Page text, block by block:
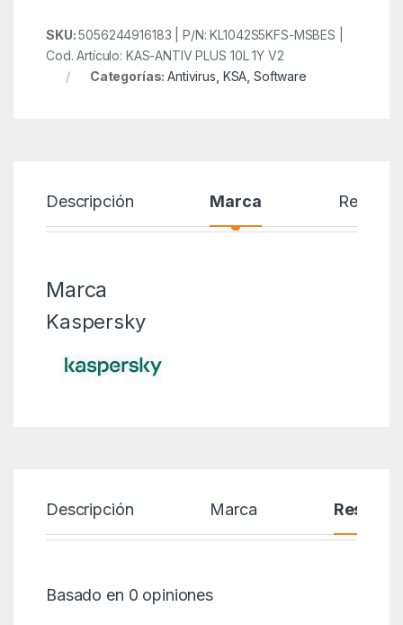
SKU:5056244916183 | P/N: KL1042S5KFS-MSBES |
Cod. Artículo: KAS-ANTIV PLUS 10L 1Y V2
Categorías:Antivirus, KSA, Software
Descripción Marca Reseñas
Marca
Kaspersky
Descripción Marca Reseñas
Basado en 0 opiniones